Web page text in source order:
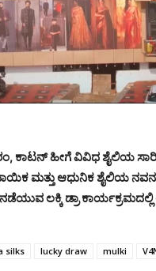
ಕಾಟನ್ ಹೀಗೆ ವಿವಿಧ ಶೈಲಿಯ
ಮತ್ತು ಆಧುನಿಕ ಶೈಲಿಯ
ಲಕ್ಕಿ ಡ್ರಾ
silks lucky draw mulki